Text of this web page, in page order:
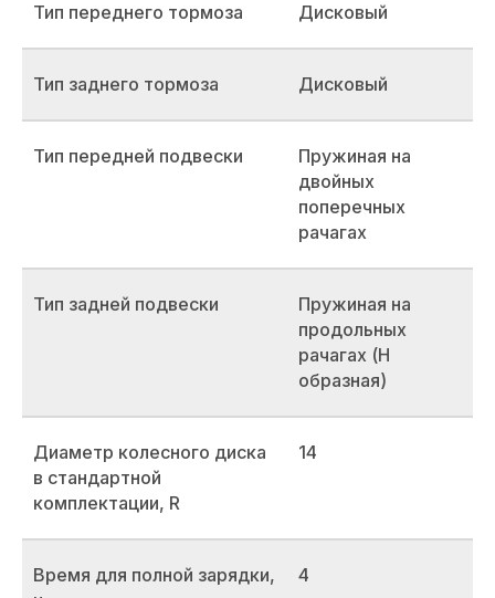
Тип переднего тормоза Дисковый
Тип заднего тормоза Дисковый
Тип передней подвески
Пружиная на
двойных
поперечных
рачагах
Тип задней подвески
Пружиная на
продольных
рачагах (Н
образная)
Диаметр колесного диска
в стандартной
комплектации, R
14
Время для полной зарядки,
4